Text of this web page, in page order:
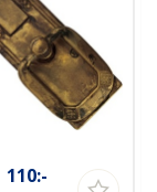
110:-